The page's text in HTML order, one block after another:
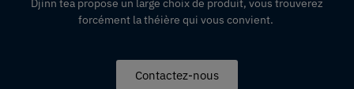
Djinn tea propose un large choix de produit, vous trouverez
forcément la théière qui vous convient.
Contactez-nous